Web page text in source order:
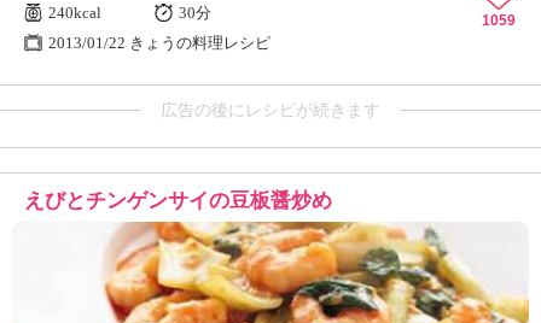
240kcal
30分
2013/01/22 きょうの料理レシピ
1059
広告の後にレシピが続きます
えびとチンゲンサイの豆板醤炒め